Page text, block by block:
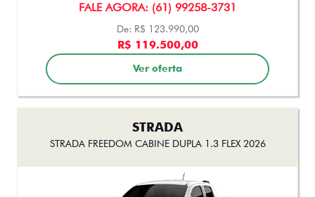
FALE AGORA: (61) 99258-3731
FINANCIAMENTO
De: R$ 123.990,00
Ver oferta